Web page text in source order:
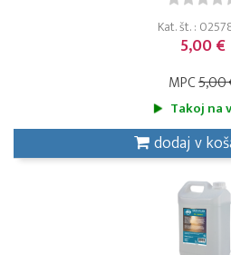
Kat. št. :
5,00 €
MPC5,00
Takoj na
dodaj v